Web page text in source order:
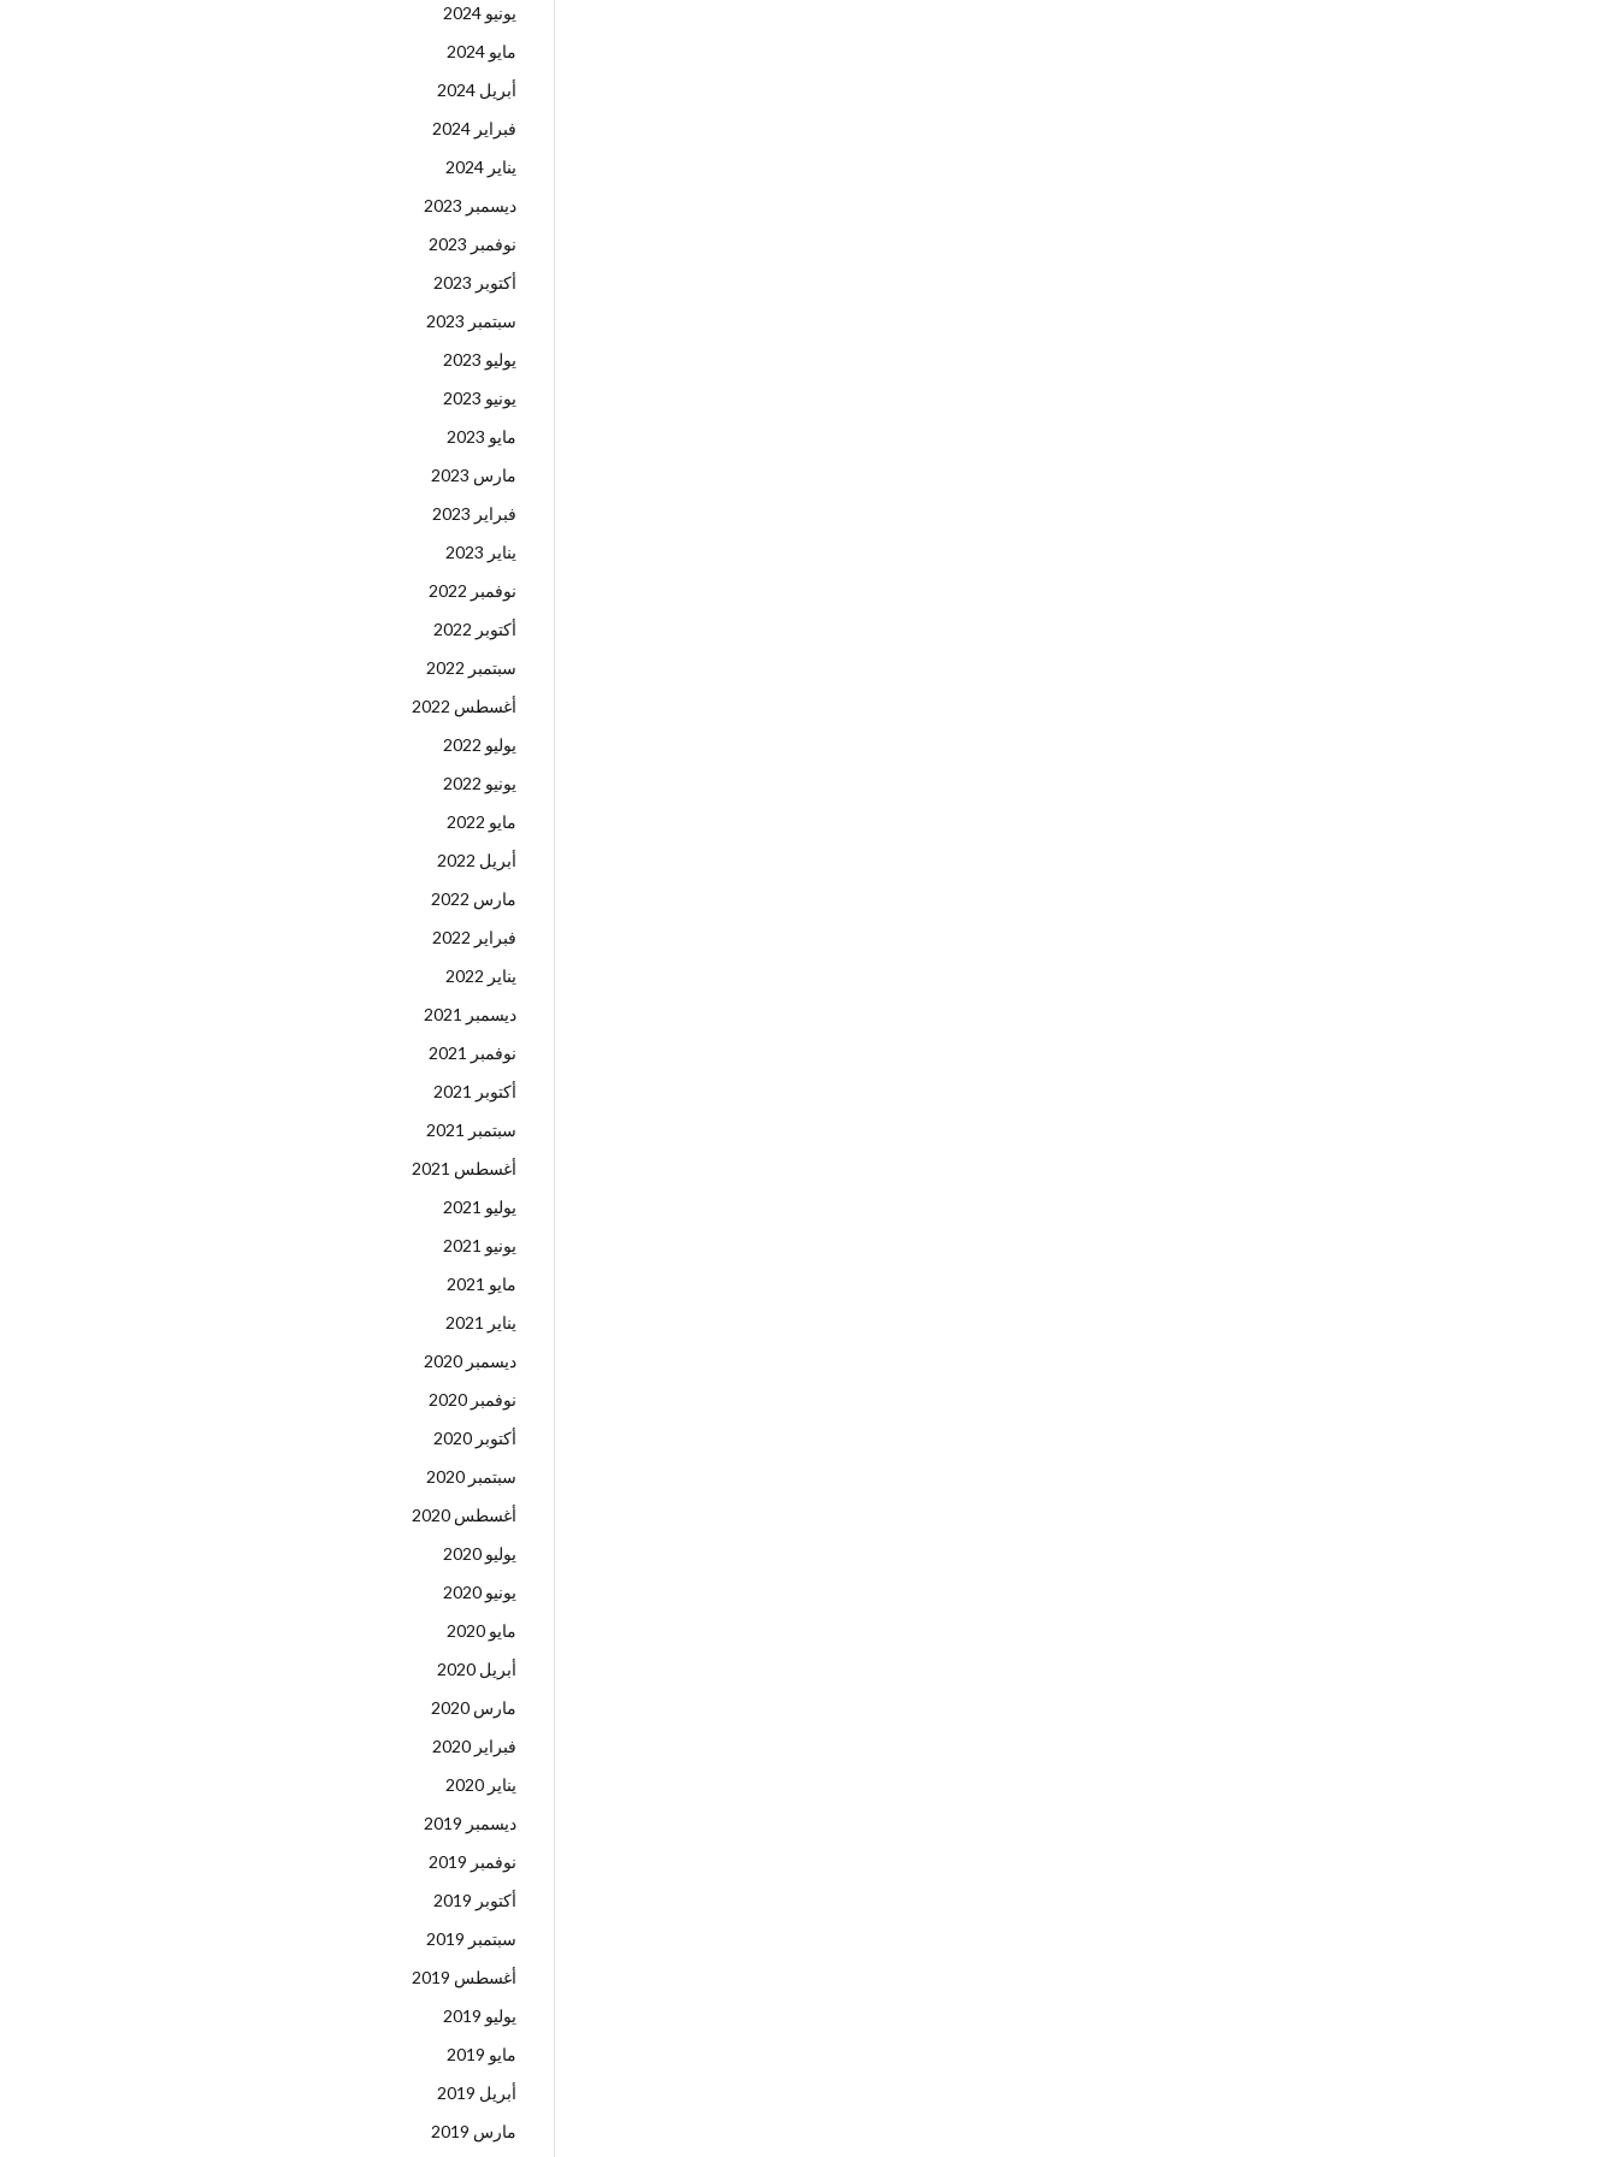
يونيو 2024
مايو 2024
أبريل 2024
فبراير 2024
يناير 2024
ديسمبر 2023
نوفمبر 2023
أكتوبر 2023
سبتمبر 2023
يوليو 2023
يونيو 2023
مايو 2023
مارس 2023
فبراير 2023
يناير 2023
نوفمبر 2022
أكتوبر 2022
سبتمبر 2022
أغسطس 2022
يوليو 2022
يونيو 2022
مايو 2022
أبريل 2022
مارس 2022
فبراير 2022
يناير 2022
ديسمبر 2021
نوفمبر 2021
أكتوبر 2021
سبتمبر 2021
أغسطس 2021
يوليو 2021
يونيو 2021
مايو 2021
يناير 2021
ديسمبر 2020
نوفمبر 2020
أكتوبر 2020
سبتمبر 2020
أغسطس 2020
يوليو 2020
يونيو 2020
مايو 2020
أبريل 2020
مارس 2020
فبراير 2020
يناير 2020
ديسمبر 2019
نوفمبر 2019
أكتوبر 2019
سبتمبر 2019
أغسطس 2019
يوليو 2019
مايو 2019
أبريل 2019
مارس 2019